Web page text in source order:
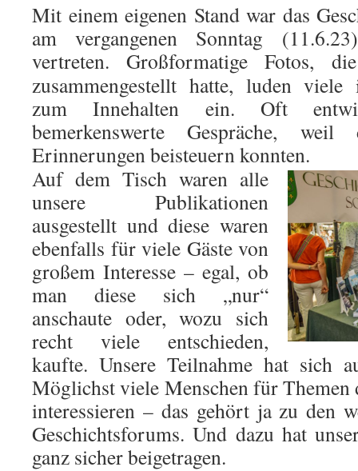
Mit einem eigenen Stand war das
am vergangenen Sonntag
vertreten. Großformatige Fotos,
zusammengestellt hatte, luden viele
zum Innehalten ein. Oft
bemerkenswerte Gespräche,
Erinnerungen beisteuern konnten.
Auf dem Tisch waren alle
unsere Publikationen
ausgestellt und diese waren
ebenfalls für viele Gäste von
großem Interesse – egal, ob
man diese sich „nur“
anschaute oder, wozu sich
recht viele entschieden,
kaufte. Unsere Teilnahme hat sich
Möglichst viele Menschen für Themen
interessieren – das gehört ja zu den
Geschichtsforums. Und dazu hat
ganz sicher beigetragen.